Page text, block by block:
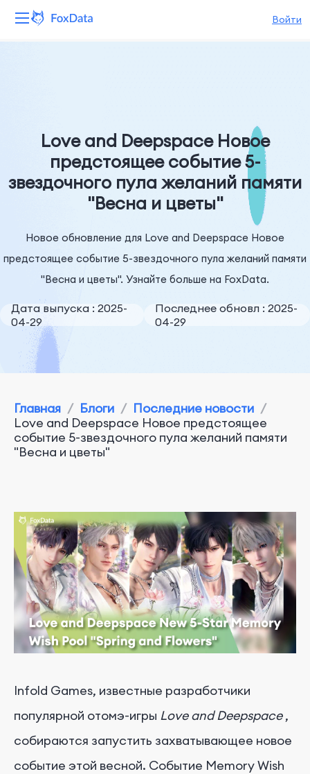
Войти
Ресурсы
Компания
Love and Deepspace Новое
предстоящее событие 5-
звездочного пула желаний памяти
"Весна и цветы"
Новое обновление для Love and Deepspace Новое
предстоящее событие 5-звездочного пула желаний памяти
"Весна и цветы". Узнайте больше на FoxData.
Дата выпуска : 2025-
04-29
Последнее обновл : 2025-
04-29
Главная / Блоги / Последние новости /
Love and Deepspace Новое предстоящее
событие 5-звездочного пула желаний памяти
"Весна и цветы"
Infold Games, известные разработчики
популярной отомэ-игры Love and Deepspace ,
собираются запустить захватывающее новое
событие этой весной. Событие Memory Wish